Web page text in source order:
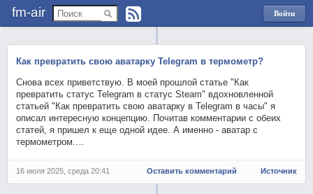
fm-air
Войти
через
Как превратить свою аватарку Telegram в термометр?
Снова всех приветствую. В моей прошлой статье "Как
превратить статус Telegram в статус Steam" вдохновленной
статьей "Как превратить свою аватарку в Telegram в часы" я
описал интересную концепцию. Почитав комментарии с обеих
статей, я пришел к еще одной идее. А именно - аватар с
термометром.…
16 июля 2025, среда 20:41 Оставить комментарий Источник